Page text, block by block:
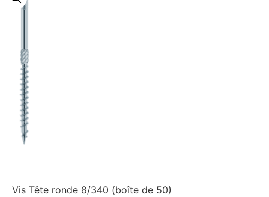
Vis Tête ronde 8/340 (boîte de 50)